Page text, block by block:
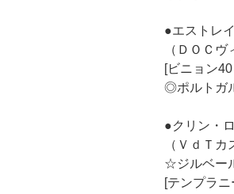
●エストレ
（ＤＯＣ
[ビニョン
◎ポルトガ
●クリン・
（ＶｄＴ
☆ジルベー
[テンプラ